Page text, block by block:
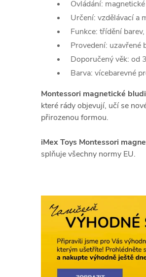
Ovládání:
Určení: vzdělávací a
Funkce: třídění
Provedení: uzavřené
Doporučený věk: od
Barva: vícebarevné
Montessori magnetické
které rády objevují, učí se
přirozenou formou.
iMex Toys Montessori
splňuje všechny normy EU.